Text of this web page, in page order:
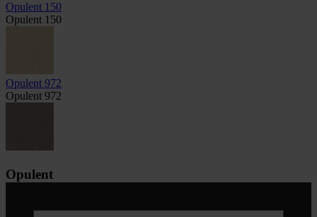
Opulent 150
Opulent 150
Opulent 972
Opulent 972
Opulent